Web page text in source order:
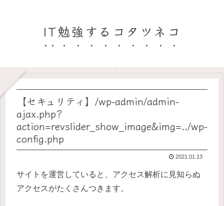
IT勉強するコタツネコ
【セキュリティ】/wp-admin/admin-
ajax.php?
action=revslider_show_image&img=../wp-
config.php
2021.01.13
サイトを運営していると、アクセス解析に見知らぬ
アクセスがたくさんつきます。